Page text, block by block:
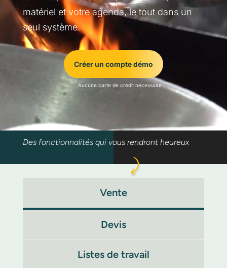
matériel et votre agenda, le tout dans un
seul système.
Créer un compte démo
Aucune carte de crédit nécessaire
Des fonctionnalités qui vous rendront heureux
Vente
Devis
Listes de travail